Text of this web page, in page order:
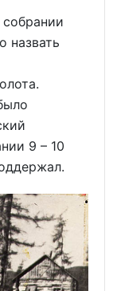
назвать
9 – 10